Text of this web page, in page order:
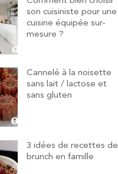
son cuisiniste pour une
cuisine équipée sur-
mesure ?
Cannelé à la noisette
sans lait / lactose et
sans gluten
3 idées de recettes de
brunch en famille